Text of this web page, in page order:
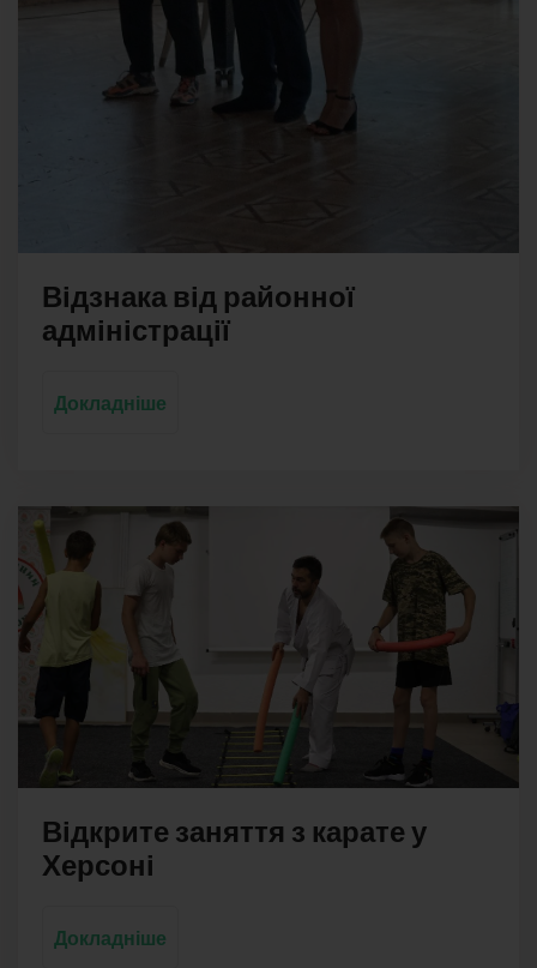
Відзнака від районної
адміністрації
Докладніше
Відкрите заняття з карате у
Херсоні
Докладніше